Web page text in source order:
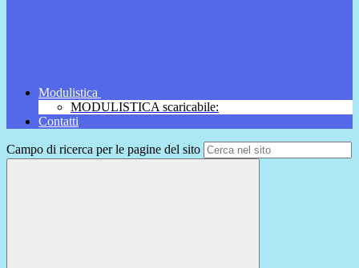
Modulistica
MODULISTICA scaricabile:
Contatti
Campo di ricerca per le pagine del sito